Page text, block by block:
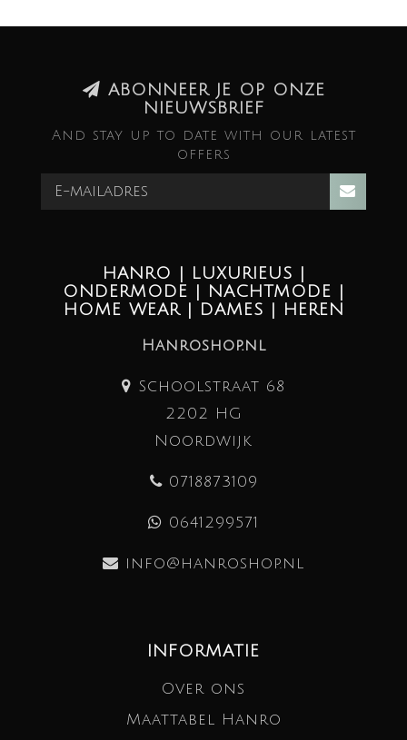
ABONNEER JE OP ONZE
NIEUWSBRIEF
And stay up to date with our latest
offers
HANRO | LUXURIEUS |
ONDERMODE | NACHTMODE |
HOME WEAR | DAMES | HEREN
Hanroshop.nl
Schoolstraat 68
2202 HG
Noordwijk
0718873109
0641299571
info@hanroshop.nl
INFORMATIE
Over ons
Maattabel Hanro